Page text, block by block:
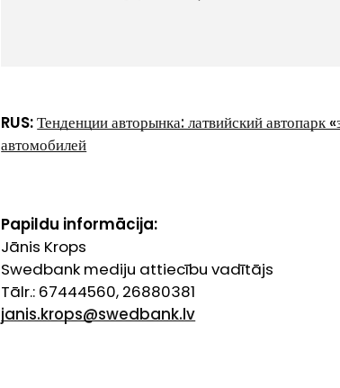
RUS:Тенденции авторынка: латвийский автопарк
автомобилей
Papildu informācija:
Jānis Krops
Swedbank mediju attiecību vadītājs
Tālr.: 67444560, 26880381
janis.krops@swedbank.lv